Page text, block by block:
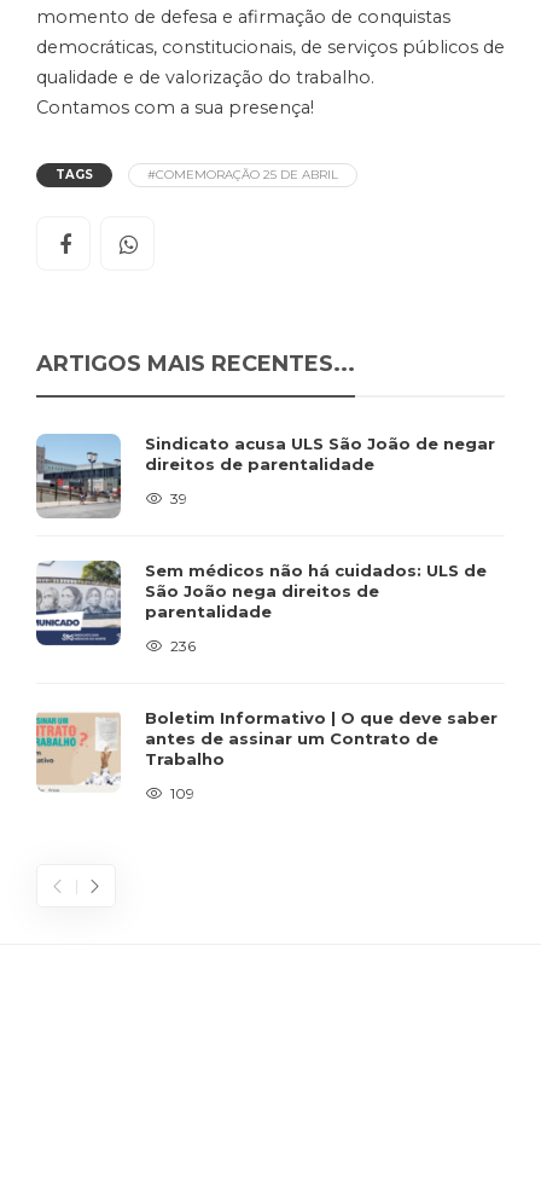
momento de defesa e afirmação de conquistas
democráticas, constitucionais, de serviços públicos de
qualidade e de valorização do trabalho.
Contamos com a sua presença!
TAGS #COMEMORAÇÃO 25 DE ABRIL
ARTIGOS MAIS RECENTES...
Sindicato acusa ULS São João de negar
direitos de parentalidade
39
Sem médicos não há cuidados: ULS de
São João nega direitos de
parentalidade
236
Boletim Informativo | O que deve saber
antes de assinar um Contrato de
Trabalho
109